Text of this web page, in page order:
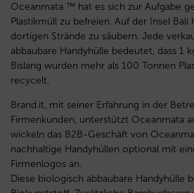
Oceanmata ™ hat es sich zur Aufgabe
Plastikmüll zu befreien. Auf der Insel Bali
dortigen Strände zu säubern. Jede
abbaubare Handyhülle bedeutet, dass 1
Bislang wurden mehr als 100 Tonnen
recycelt.
Brand.it, mit seiner Erfahrung in der
Firmenkunden, unterstützt Oceanmata
wickeln das B2B-Geschäft von
nachhaltige Handyhüllen optional mit
Firmenlogos an.
Diese biologisch abbaubare Handyhülle